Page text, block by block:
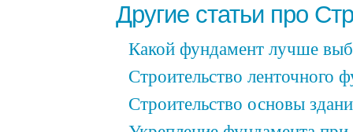
Другие статьи про
Какой фундамент лучше
Строительство ленточного
Строительство основы